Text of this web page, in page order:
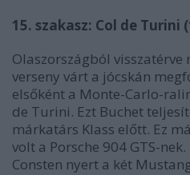
15. szakasz: Col de Turini
Olaszországból visszatérve
verseny várt a jócskán
elsőként a Monte-Carlo-
de Turini. Ezt Buchet
márkatárs Klass előtt. Ez
volt a Porsche 904 GTS-
Consten nyert a két